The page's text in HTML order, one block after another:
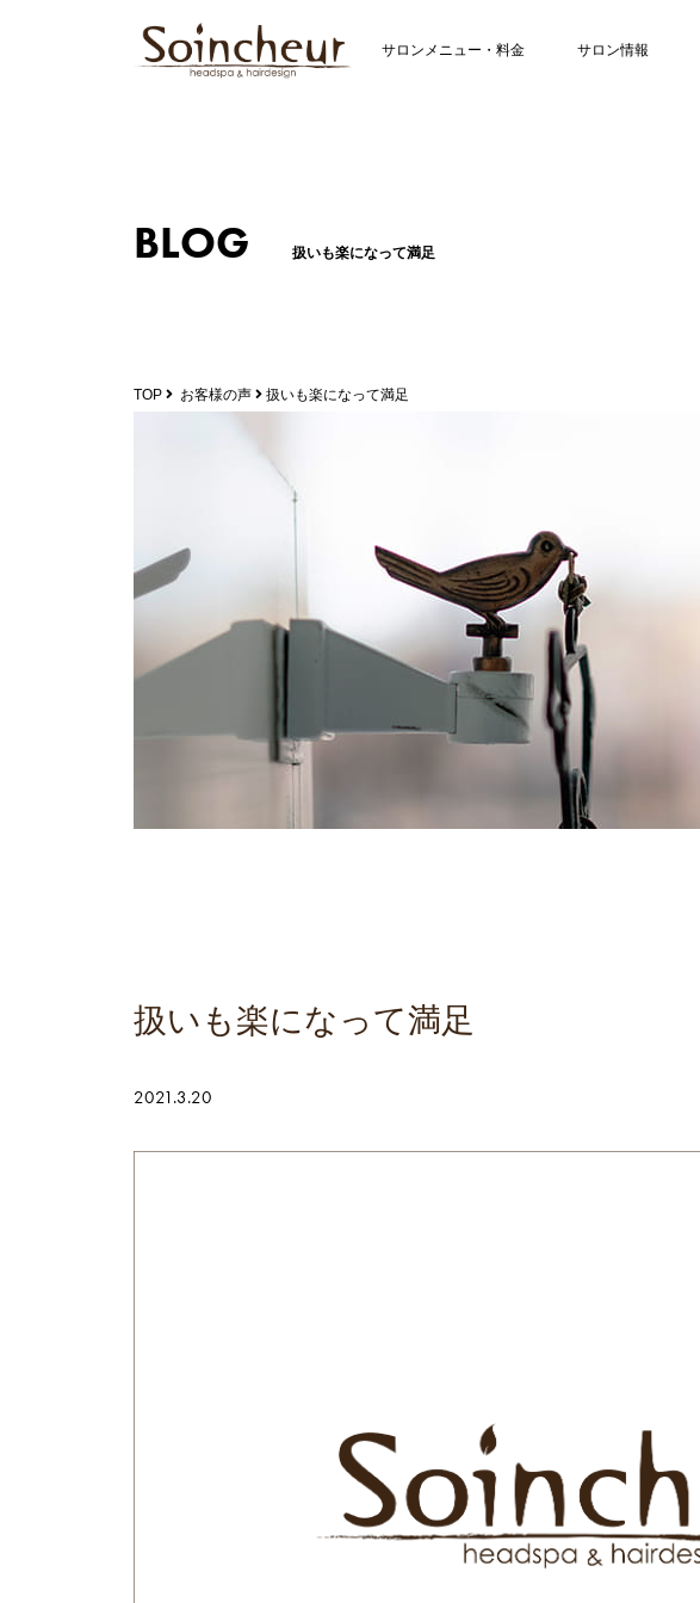
サロンメニュー・料金 サロン情報
BLOG 扱いも楽になって満足
TOP お客様の声 扱いも楽になって満足
扱いも楽になって満足
2021.3.20